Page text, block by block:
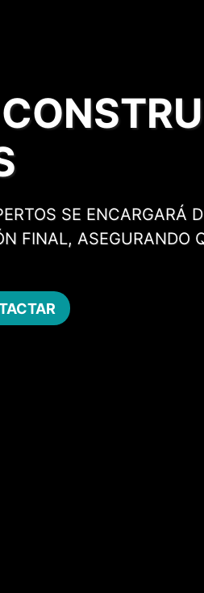
SE ENCARGARÁ
FINAL, ASEGURANDO